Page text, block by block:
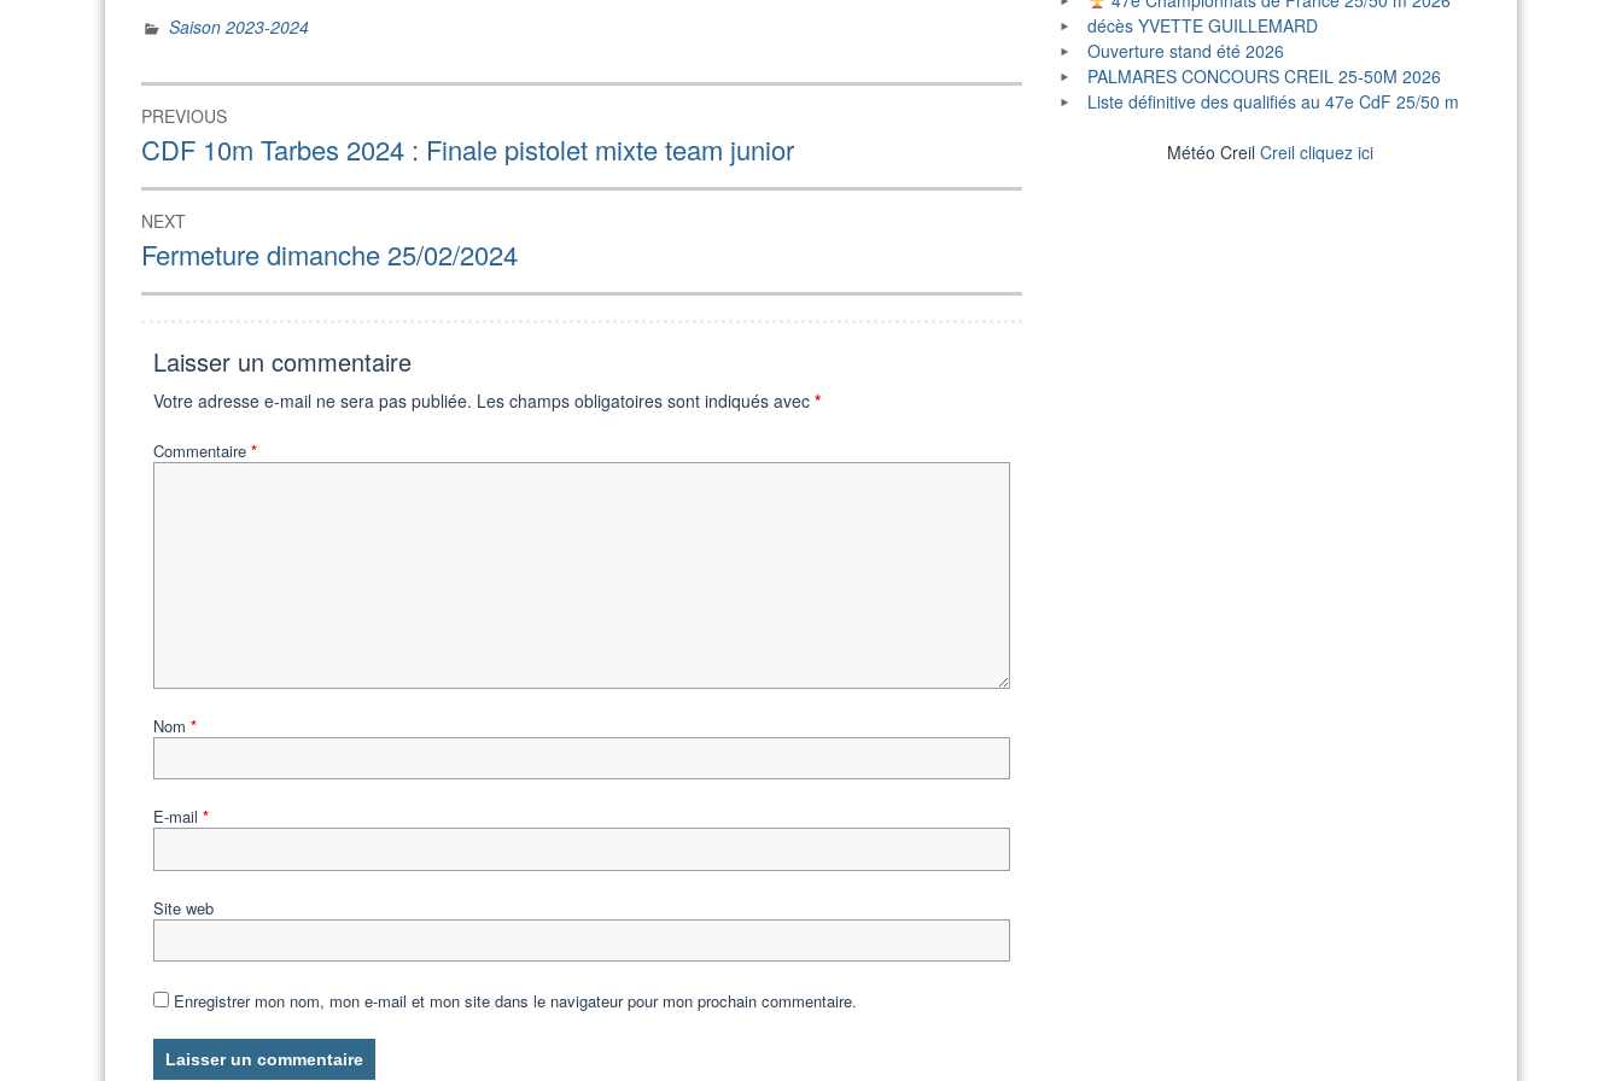
Saison 2023-2024
Navigation
de
l’article
PREVIOUS
Previous
post:
CDF 10m Tarbes 2024 : Finale pistolet mixte team junior
NEXT
Next
post:
Fermeture dimanche 25/02/2024
Laisser un commentaire
Votre adresse e-mail ne sera pas publiée. Les champs obligatoires sont indiqués avec *
Commentaire *
Nom *
E-mail *
Site web
Enregistrer mon nom, mon e-mail et mon site dans le navigateur pour mon prochain commentaire.
décès YVETTE GUILLEMARD
Ouverture stand été 2026
PALMARES CONCOURS CREIL 25-50M 2026
Liste définitive des qualifiés au 47e CdF 25/50 m
Météo Creil Creil cliquez ici